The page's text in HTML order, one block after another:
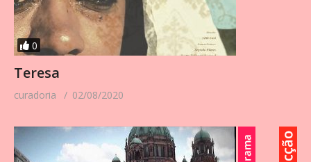
0
Teresa
curadoria 02/08/2020